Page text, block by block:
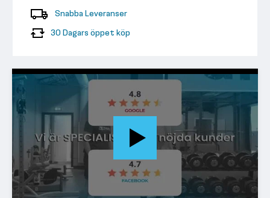
Snabba Leveranser
30 Dagars öppet köp